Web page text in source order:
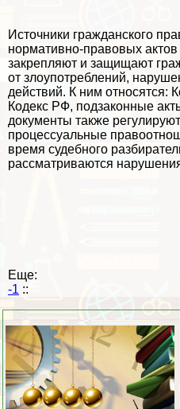
Источники гражданского
нормативно-правовых
закрепляют и защищают
от злоупотрeблений,
действий. К ним относятся:
Кодекс РФ, подзаконные
документы также
процессуальные
время судебного
рассматриваются
Еще:
-1 ::